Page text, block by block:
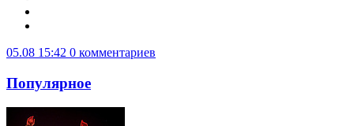
05.08 15:42 0 комментариев
Популярное